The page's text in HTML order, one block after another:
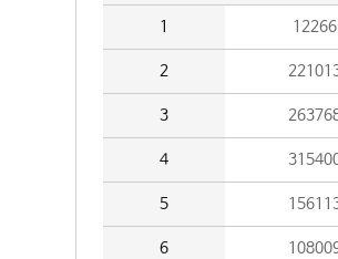
1 12266
2
3
4
5
6